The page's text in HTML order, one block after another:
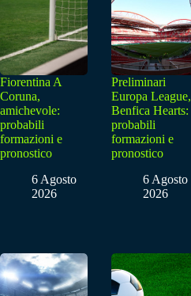
Fiorentina A
Coruna,
amichevole:
probabili
formazioni e
pronostico
6 Agosto
2026
Preliminari
Europa League,
Benfica Hearts:
probabili
formazioni e
pronostico
6 Agosto
2026